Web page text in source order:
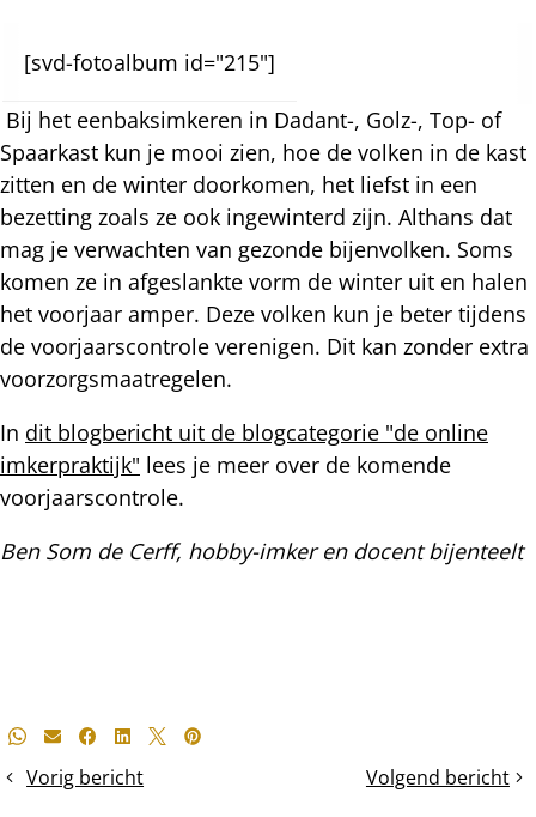
[svd-fotoalbum id="215"]
Bij het eenbaksimkeren in Dadant-, Golz-, Top- of
Spaarkast kun je mooi zien, hoe de volken in de kast
zitten en de winter doorkomen, het liefst in een
bezetting zoals ze ook ingewinterd zijn. Althans dat
mag je verwachten van gezonde bijenvolken. Soms
komen ze in afgeslankte vorm de winter uit en halen
het voorjaar amper. Deze volken kun je beter tijdens
de voorjaarscontrole verenigen. Dit kan zonder extra
voorzorgsmaatregelen.
In dit blogbericht uit de blogcategorie "de online
imkerpraktijk" lees je meer over de komende
voorjaarscontrole.
Ben Som de Cerff, hobby-imker en docent bijenteelt
Deel
bericht
Whatsapp
E-mailFacebook
LinkedIn
X Pinterest
Vorig bericht
Styroporkasten
Volgend bericht
De